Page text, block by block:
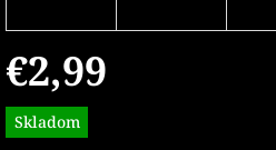
€2,99
Jednotková
cena:
Skladom